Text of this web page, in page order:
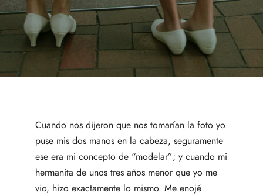
Cuando nos dijeron que nos tomarían la foto yo
puse mis dos manos en la cabeza, seguramente
ese era mi concepto de “modelar”; y cuando mi
hermanita de unos tres años menor que yo me
vio, hizo exactamente lo mismo. Me enojé